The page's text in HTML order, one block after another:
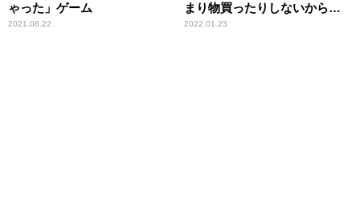
ゃった」ゲーム
2021.08.22
まり物買ったりしないから、
いいじゃん」
2022.01.23